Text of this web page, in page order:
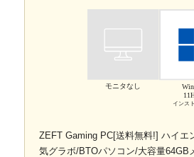
モニタなし
インス
ZEFT Gaming PC[送料無料!] ハイエ
気グラボ/BTOパソコン/大容量64GB